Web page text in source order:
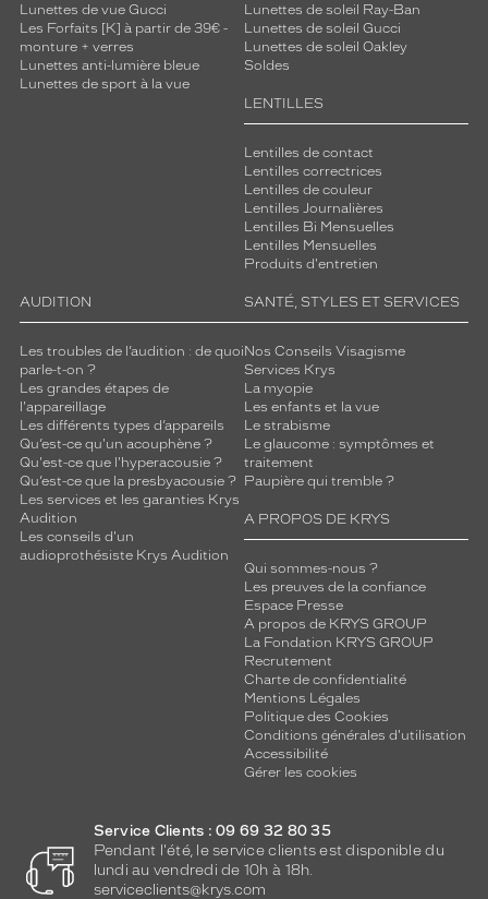
Lunettes de vue Gucci
Les Forfaits [K] à partir de 39€ -
monture + verres
Lunettes anti-lumière bleue
Lunettes de sport à la vue
Lunettes de soleil Ray-Ban
Lunettes de soleil Gucci
Lunettes de soleil Oakley
Soldes
LENTILLES
Lentilles de contact
Lentilles correctrices
Lentilles de couleur
Lentilles Journalières
Lentilles Bi Mensuelles
Lentilles Mensuelles
Produits d'entretien
AUDITION
Les troubles de l’audition : de quoi
parle-t-on ?
Les grandes étapes de
l'appareillage
Les différents types d’appareils
Qu’est-ce qu'un acouphène ?
Qu'est-ce que l'hyperacousie ?
Qu’est-ce que la presbyacousie ?
Les services et les garanties Krys
Audition
Les conseils d'un
audioprothésiste Krys Audition
SANTÉ, STYLES ET SERVICES
Nos Conseils Visagisme
Services Krys
La myopie
Les enfants et la vue
Le strabisme
Le glaucome : symptômes et
traitement
Paupière qui tremble ?
A PROPOS DE KRYS
Qui sommes-nous ?
Les preuves de la confiance
Espace Presse
A propos de KRYS GROUP
La Fondation KRYS GROUP
Recrutement
Charte de confidentialité
Mentions Légales
Politique des Cookies
Conditions générales d'utilisation
Accessibilité
Gérer les cookies
Service Clients : 09 69 32 80 35
Pendant l'été, le service clients est disponible du
lundi au vendredi de 10h à 18h.
serviceclients@krys.com